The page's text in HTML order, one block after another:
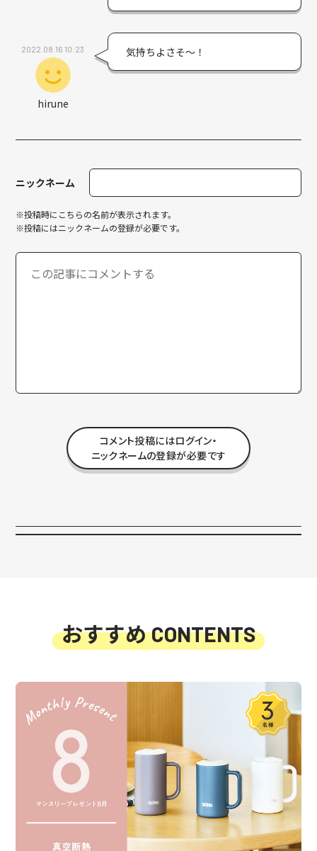
2022.08.16 10:23
hirune
気持ちよさそ～！
ニックネーム
※投稿時にこちらの名前が表示されます。
※投稿にはニックネームの登録が必要です。
コメント投稿にはログイン・
ニックネームの登録が必要です
おすすめCONTENTS